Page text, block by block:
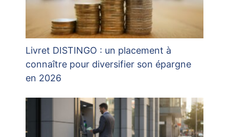
Livret DISTINGO : un placement à
connaître pour diversifier son épargne
en 2026